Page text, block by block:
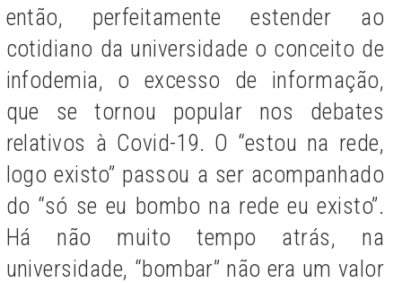
então, perfeitamente estender ao
cotidiano da universidade o conceito de
infodemia, o excesso de informação,
que se tornou popular nos debates
relativos à Covid-19. O “estou na rede,
logo existo” passou a ser acompanhado
do “só se eu bombo na rede eu existo”.
Há não muito tempo atrás, na
universidade, “bombar” não era um valor